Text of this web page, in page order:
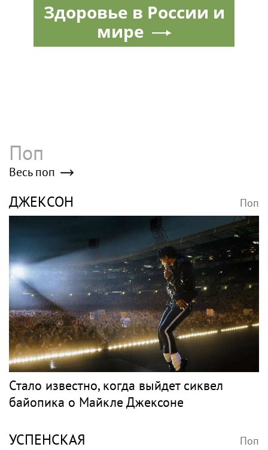
Здоровье в России и
мире
Поп
Весь поп
ДЖЕКСОН Поп
Стало известно, когда выйдет сиквел
байопика о Майкле Джексоне
УСПЕНСКАЯ Поп